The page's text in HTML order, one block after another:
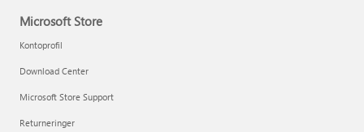
Microsoft Store
Kontoprofil
Download Center
Microsoft Store Support
Returneringer